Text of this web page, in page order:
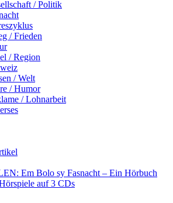
/ Politik
/ Frieden
/ Region
/ Welt
/ Humor
/ Lohnarbeit
Em Bolo sy Fasnacht – Ein Hörbuch
auf 3 CDs